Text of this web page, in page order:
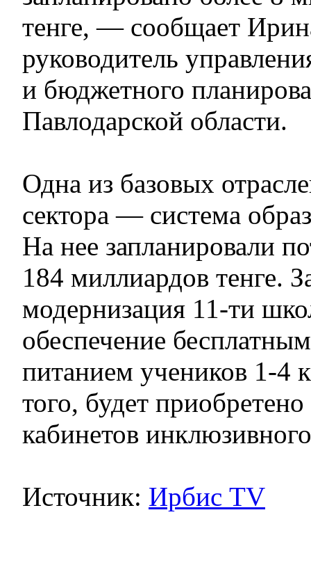
тенге, — сообщает
руководитель
и бюджетного
Павлодарской области.
Одна из базовых
сектора — система
На нее запланировали
184 миллиардов тенге.
модернизация 11-ти
обеспечение
питанием учеников 1-4
того, будет
кабинетов
Источник: Ирбис TV